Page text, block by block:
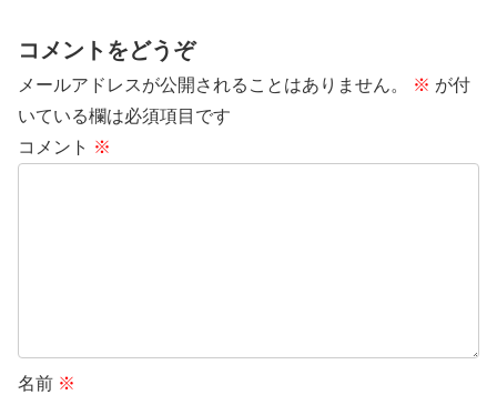
コメントをどうぞ
メールアドレスが公開されることはありません。 ※ が付
いている欄は必須項目です
コメント ※
名前 ※